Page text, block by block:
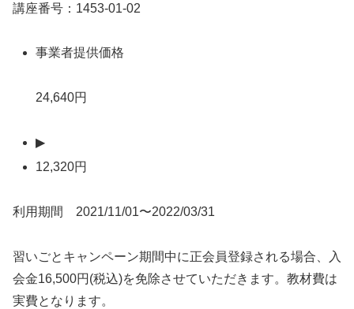
講座番号：1453-01-02
事業者提供価格
24,640円
▶
12,320円
利用期間 2021/11/01〜2022/03/31
習いごとキャンペーン期間中に正会員登録される場合、入
会金16,500円(税込)を免除させていただきます。教材費は
実費となります。